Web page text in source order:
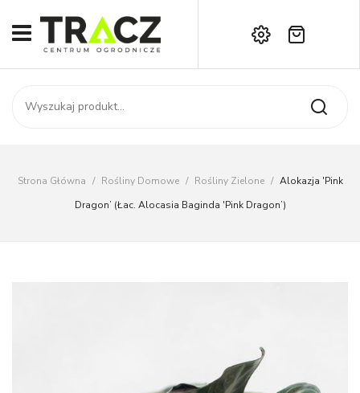
START
SKLEP
AKTUALNOŚCI
Brak produktów w koszyku.
Strona Główna / Rośliny Domowe / Rośliny Zielone / Alokazja 'Pink
Dragon’ (łac. Alocasia Baginda 'Pink Dragon’)